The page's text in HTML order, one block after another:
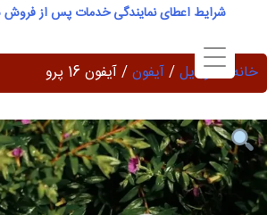
content
شرایط اعطای نمایندگی خدمات پس از فروش
خانه/موبایل/آیفون/ آیفون 16 پرو